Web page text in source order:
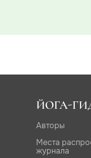
ЙОГА-
Авторы
Места
журнала